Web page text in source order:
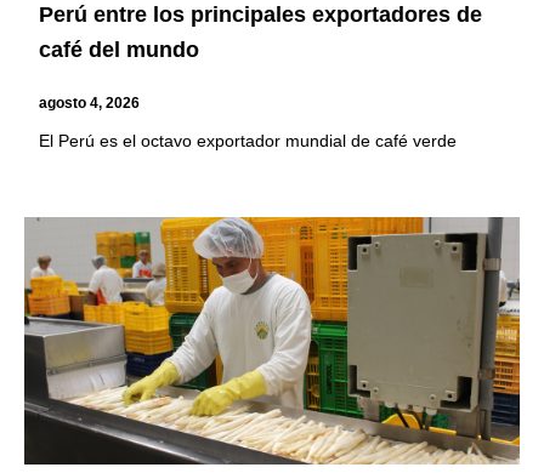
Perú entre los principales exportadores de
café del mundo
agosto 4, 2026
El Perú es el octavo exportador mundial de café verde